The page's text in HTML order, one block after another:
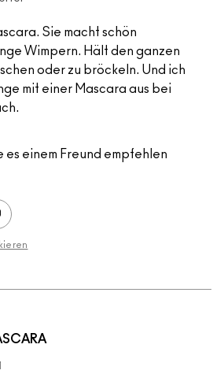
Sie macht schön
Wimpern. Hält den ganzen
oder zu bröckeln. Und ich
mit einer Mascara aus bei
es einem Freund empfehlen